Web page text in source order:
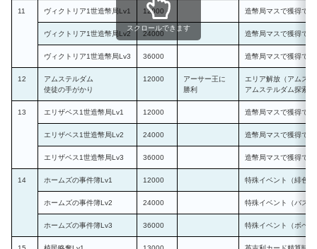
11 ヴィクトリア1世造幣局Lv1 12000 造幣局マスで獲得で
ヴィクトリア1世造幣局Lv2 24000 造幣局マスで獲得で
ヴィクトリア1世造幣局Lv3 36000 造幣局マスで獲得で
12
アムステルダム
使徒の手がかり
12000
アーサー王に
勝利
エリア解放（アムス
アムステルダム探索
13 エリザベス1世造幣局Lv1 12000 造幣局マスで獲得で
エリザベス1世造幣局Lv2 24000 造幣局マスで獲得で
エリザベス1世造幣局Lv3 36000 造幣局マスで獲得で
14 ホームズの事件簿Lv1 12000 特殊イベント（緋色
ホームズの事件簿Lv2 24000 特殊イベント（バス
ホームズの事件簿Lv3 36000 特殊イベント（ボヘ
スクロールできます